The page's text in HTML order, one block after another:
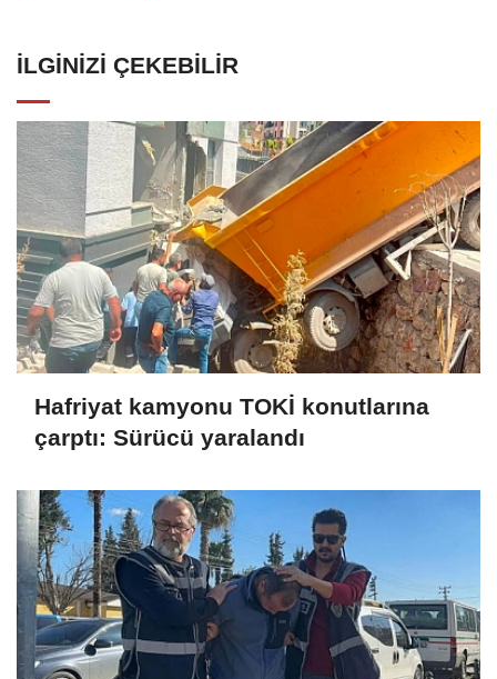
İLGINIZI ÇEKEBILIR
Hafriyat kamyonu TOKİ konutlarına
çarptı: Sürücü yaralandı